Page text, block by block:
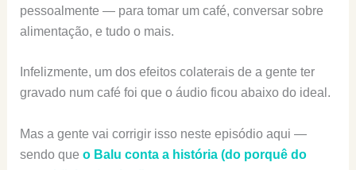
pessoalmente — para tomar um café, conversar sobre
alimentação, e tudo o mais.
Infelizmente, um dos efeitos colaterais de a gente ter
gravado num café foi que o áudio ficou abaixo do ideal.
Mas a gente vai corrigir isso neste episódio aqui —
sendo que o Balu conta a história (do porquê do